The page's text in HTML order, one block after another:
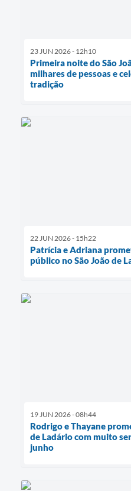
23 JUN 2026 - 12h10
Primeira noite do São
milhares de pessoas e
tradição
22 JUN 2026 - 15h22
Patrícia e Adriana
público no São João de
19 JUN 2026 - 08h44
Rodrigo e Thayane
de Ladário com muito
junho